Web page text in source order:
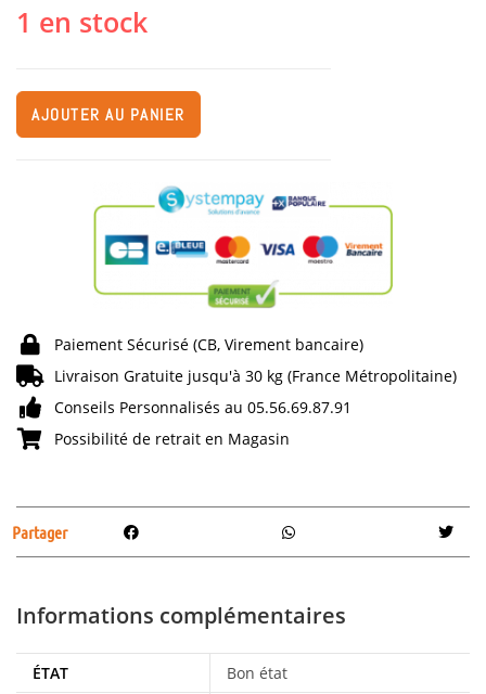
1 en stock
AJOUTER AU PANIER
Paiement Sécurisé (CB, Virement bancaire)
Livraison Gratuite jusqu'à 30 kg (France Métropolitaine)
Conseils Personnalisés au 05.56.69.87.91
Possibilité de retrait en Magasin
Partager
Informations complémentaires
ÉTAT Bon état